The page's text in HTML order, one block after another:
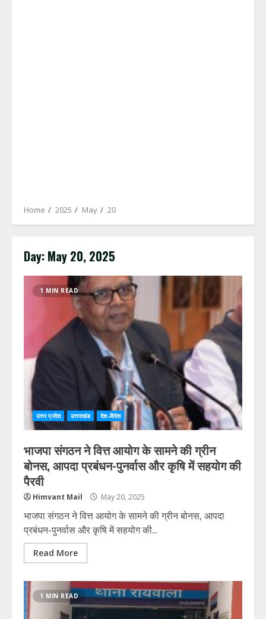
Home 2025 May 20
Day: May 20, 2025
1 MIN READ
उत्तर प्रदेश उत्तराखंड देश-विदेश
भाजपा संगठन ने वित्त आयोग के सामने की ग्रीन
बोनस, आपदा प्रबंधन-पुनर्वास और कृषि में सहयोग की
पैरवी
Himvant Mail May 20, 2025
भाजपा संगठन ने वित्त आयोग के सामने की ग्रीन बोनस, आपदा
प्रबंधन-पुनर्वास और कृषि में सहयोग की...
Read More
1 MIN READ